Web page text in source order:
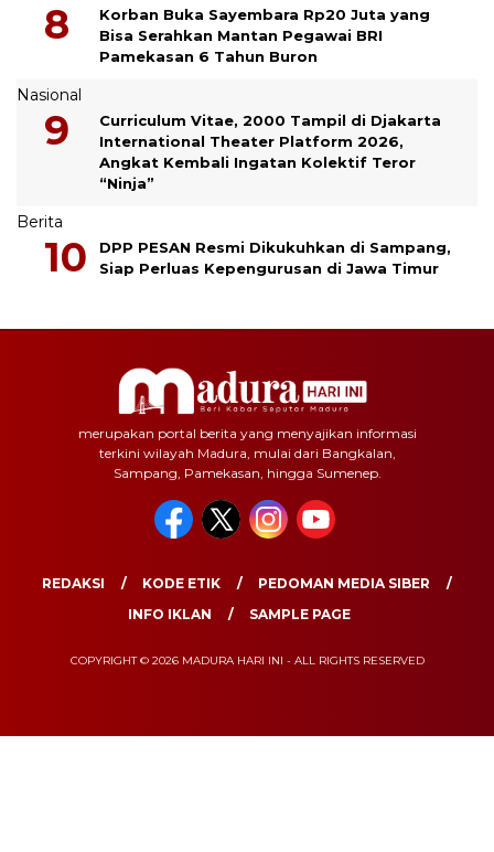
Korban Buka Sayembara Rp20 Juta yang
Bisa Serahkan Mantan Pegawai BRI
Pamekasan 6 Tahun Buron
Nasional
Curriculum Vitae, 2000 Tampil di Djakarta
International Theater Platform 2026,
Angkat Kembali Ingatan Kolektif Teror
“Ninja”
Berita
DPP PESAN Resmi Dikukuhkan di Sampang,
Siap Perluas Kepengurusan di Jawa Timur
merupakan portal berita yang menyajikan informasi
terkini wilayah Madura, mulai dari Bangkalan,
Sampang, Pamekasan, hingga Sumenep.
REDAKSI KODE ETIK
PEDOMAN MEDIA SIBER
INFO IKLAN
SAMPLE PAGE
COPYRIGHT © 2026 MADURA HARI INI - ALL RIGHTS RESERVED